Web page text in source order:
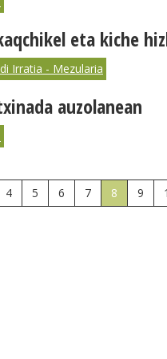
eta kiche
Irratia - Mezularia
auzolanean
4 5 6 7 8 9